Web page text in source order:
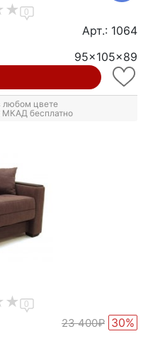
0
Арт.: 1064
95x105x89
любом цвете
МКАД бесплатно
0
23 400₽ 30%